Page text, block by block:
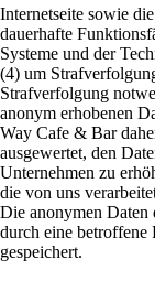
Internetseite sowie
dauerhafte
Systeme und der
(4) um
Strafverfolgung
anonym erhobenen
Way Cafe & Bar
ausgewertet, den
Unternehmen zu
die von uns
Die anonymen Daten
durch eine betroffene
gespeichert.